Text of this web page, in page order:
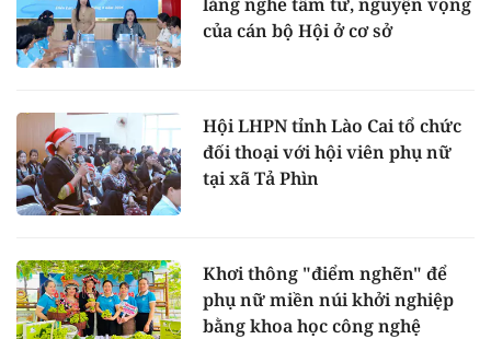
của cán bộ Hội ở cơ sở
Hội LHPN tỉnh Lào Cai tổ chức
đối thoại với hội viên phụ nữ
tại xã Tả Phìn
Khơi thông "điểm nghẽn" để
phụ nữ miền núi khởi nghiệp
bằng khoa học công nghệ